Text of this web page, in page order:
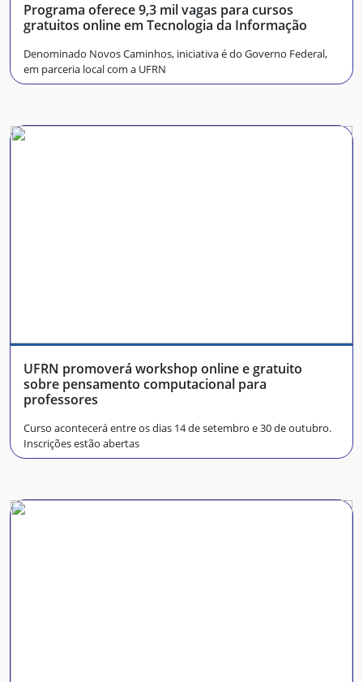
Programa oferece 9,3 mil vagas para cursos
gratuitos online em Tecnologia da Informação
Denominado Novos Caminhos, iniciativa é do Governo Federal,
em parceria local com a UFRN
UFRN promoverá workshop online e gratuito
sobre pensamento computacional para
professores
Curso acontecerá entre os dias 14 de setembro e 30 de outubro.
Inscrições estão abertas